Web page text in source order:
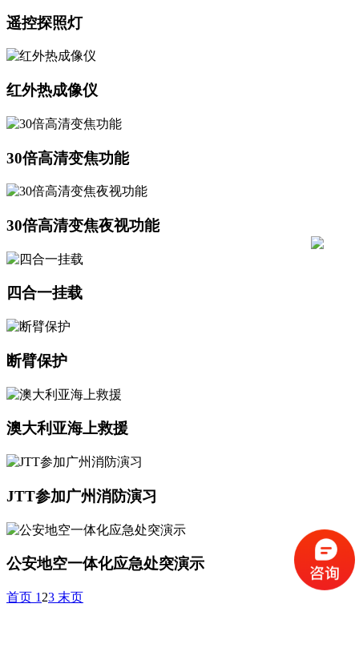
遥控探照灯
红外热成像仪
30倍高清变焦功能
30倍高清变焦夜视功能
四合一挂载
断臂保护
澳大利亚海上救援
JTT参加广州消防演习
公安地空一体化应急处突演示
首页 1 23 末页